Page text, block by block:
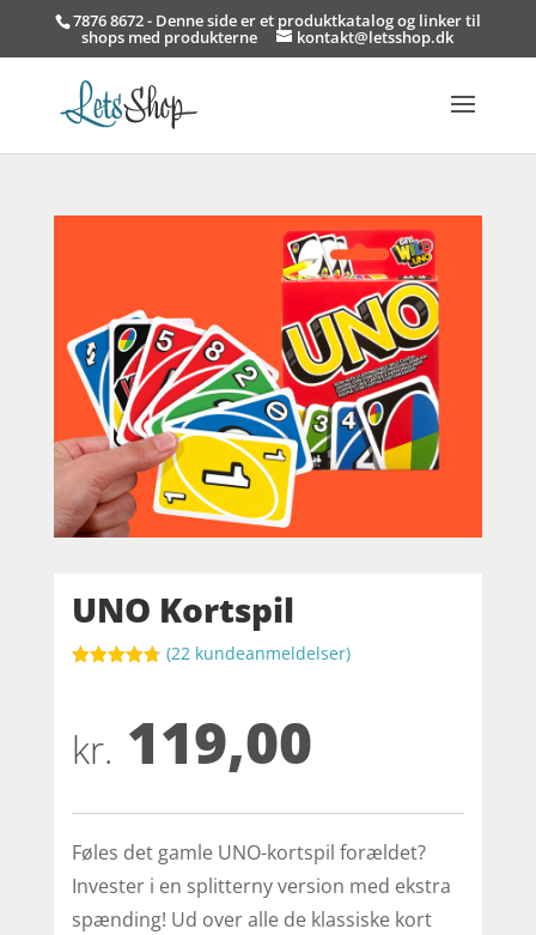
7876 8672 - Denne side er et produktkatalog og linker til
shops med produkterne kontakt@letsshop.dk
UNO Kortspil
baseret på
kundebedø
mmelser
(22 kundeanmeldelser)
kr. 119,00
Føles det gamle UNO-kortspil forældet?
Invester i en splitterny version med ekstra
spænding! Ud over alle de klassiske kort